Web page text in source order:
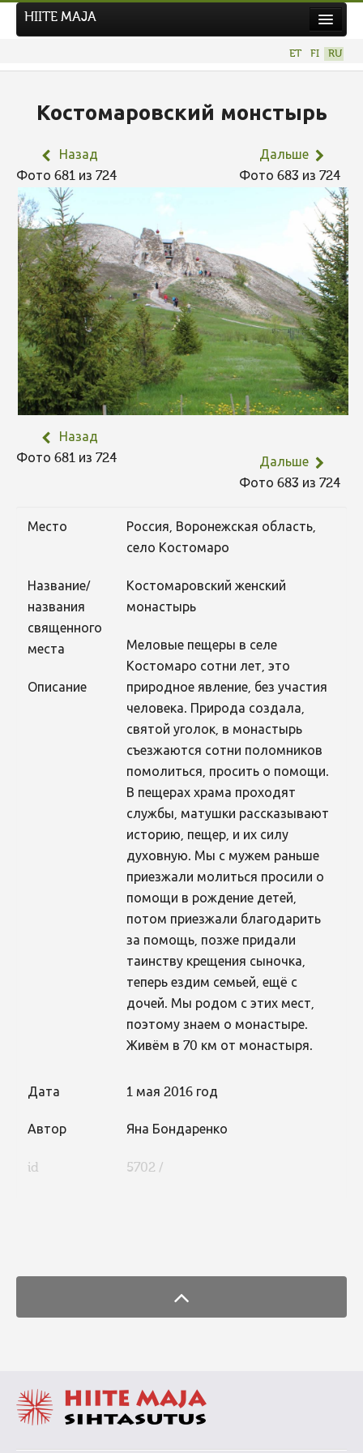
НОВЫЙ ФОТОКОНКУРС
ПРЕДЫДУЩИЕ КОНКУРСЫ
HIITE MAJA
ET FI RU
Костомаровский монстырь
Назад
Фото 681 из 724
Дальше
Фото 683 из 724
Назад
Фото 681 из 724
Дальше
Фото 683 из 724
Место
Россия, Воронежская область,
село Костомаро
Название/
названия
священного
места
Костомаровский женский
монастырь
Описание
Меловые пещеры в селе
Костомаро сотни лет, это
природное явление, без участия
человека. Природа создала,
святой уголок, в монастырь
съезжаются сотни поломников
помолиться, просить о помощи.
В пещерах храма проходят
службы, матушки рассказывают
историю, пещер, и их силу
духовную. Мы с мужем раньше
приезжали молиться просили о
помощи в рождение детей,
потом приезжали благодарить
за помощь, позже придали
таинству крещения сыночка,
теперь ездим семьей, ещё с
дочей. Мы родом с этих мест,
поэтому знаем о монастыре.
Живём в 70 км от монастыря.
Дата 1 мая 2016 год
Автор Яна Бондаренко
id 5702 /